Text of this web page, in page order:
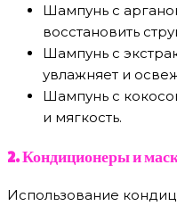
Шампунь с
восстановить
Шампунь с
увлажняет и
Шампунь с
и мягкость.
2. Кондиционеры и
Использование